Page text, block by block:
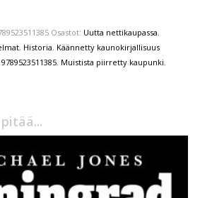
Osastot: Uutta nettikaupassa,
, Historia, Käännetty kaunokirjallisuus
9789523511385, Muistista piirretty kaupunki,